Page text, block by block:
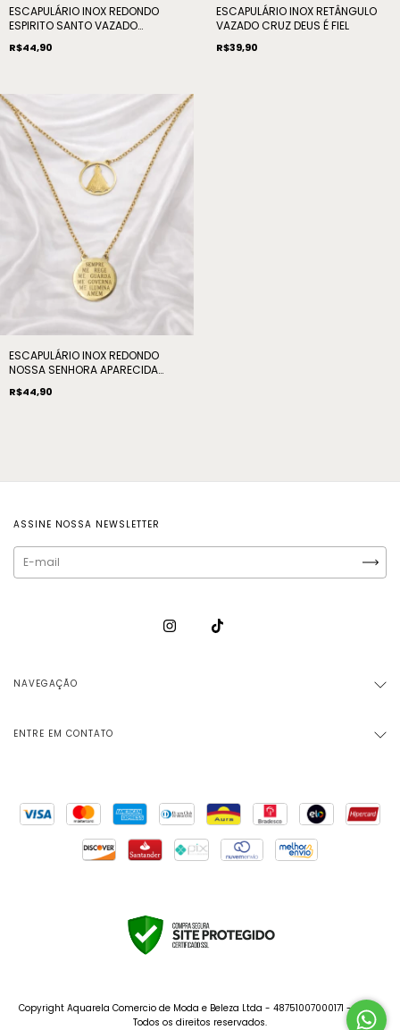
ESCAPULÁRIO INOX REDONDO
ESPIRITO SANTO VAZADO
R$44,90
ESCAPULÁRIO INOX RETÂNGULO
VAZADO CRUZ DEUS É FIEL
R$39,90
ESCAPULÁRIO INOX REDONDO
NOSSA SENHORA APARECIDA
R$44,90
ASSINE NOSSA NEWSLETTER
NAVEGAÇÃO
ENTRE EM CONTATO
Copyright Aquarela Comercio de Moda e Beleza Ltda - 48751007000171 - 2026.
Todos os direitos reservados.